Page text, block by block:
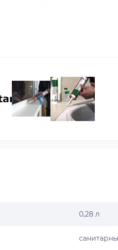
0,28 л